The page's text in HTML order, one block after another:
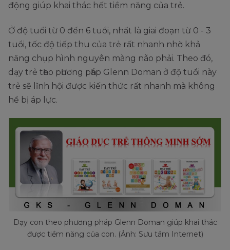
động giúp khai thác hết tiềm năng của trẻ.
Ở độ tuổi từ 0 đến 6 tuổi, nhất là giai đoạn từ 0 - 3
tuổi, tốc độ tiếp thu của trẻ rất nhanh nhờ khả
năng chụp hình nguyên màng não phải. Theo đó,
dạy trẻ tһeo pһương pһáp Glenn Doman ở độ tuổi này
trẻ sẽ lĩnh hội được kiến thức rất nhanh mà không
hề bị áp lực.
Dạy con theo phương pháp Glenn Doman giúp khai thác
được tiềm năng của con. (Ảnh: Sưu tầm Internet)